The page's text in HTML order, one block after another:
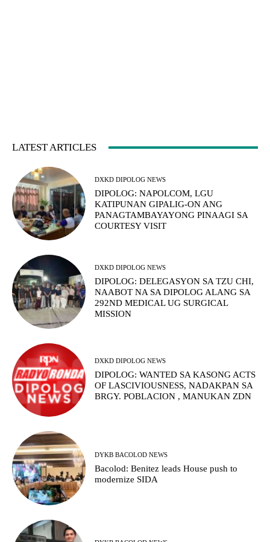
LATEST ARTICLES
DXKD DIPOLOG NEWS
DIPOLOG: NAPOLCOM, LGU
KATIPUNAN GIPALIG-ON ANG
PANAGTAMBAYAYONG PINAAGI SA
COURTESY VISIT
DXKD DIPOLOG NEWS
DIPOLOG: DELEGASYON SA TZU CHI,
NAABOT NA SA DIPOLOG ALANG SA
292ND MEDICAL UG SURGICAL
MISSION
DXKD DIPOLOG NEWS
DIPOLOG: WANTED SA KASONG ACTS
OF LASCIVIOUSNESS, NADAKPAN SA
BRGY. POBLACION , MANUKAN ZDN
DYKB BACOLOD NEWS
Bacolod: Benitez leads House push to
modernize SIDA